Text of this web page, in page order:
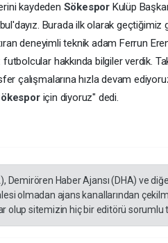
kaydeden Sökespor Kulüp
Burada ilk olarak geçtiğimiz
deneyimli teknik adam Ferrun
hakkında bilgiler verdik.
çalışmalarına hızla devam
için diyoruz" dedi.
Demirören Haber Ajansı (DHA) ve
olmadan ajans kanallarından
olup sitemizin hiç bir editörü sorumlu